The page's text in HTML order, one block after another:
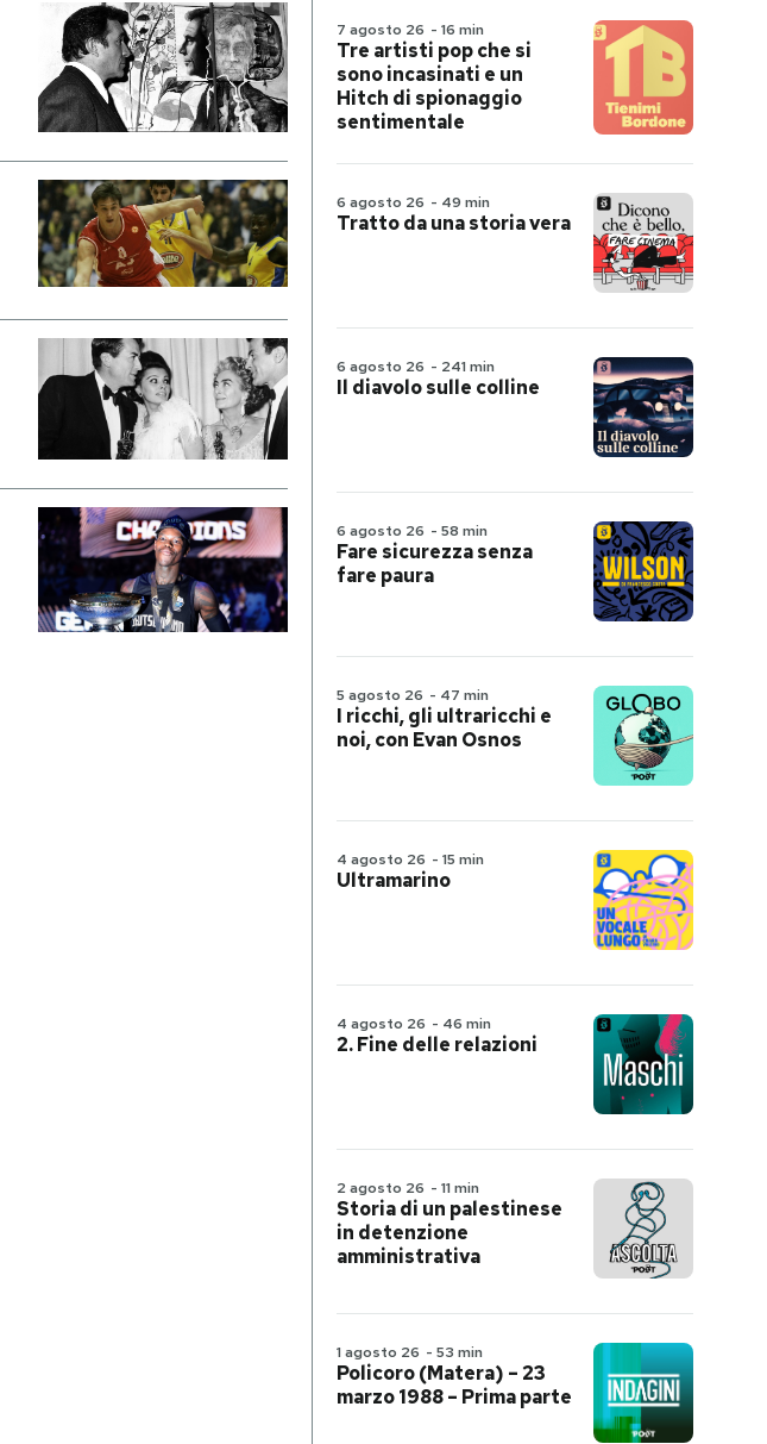
7 agosto 26 - 16 min
Tre artisti pop che si
sono incasinati e un
Hitch di spionaggio
sentimentale
6 agosto 26 - 49 min
Tratto da una storia vera
6 agosto 26 - 241 min
Il diavolo sulle colline
6 agosto 26 - 58 min
Fare sicurezza senza
fare paura
5 agosto 26 - 47 min
I ricchi, gli ultraricchi e
noi, con Evan Osnos
4 agosto 26 - 15 min
Ultramarino
4 agosto 26 - 46 min
2. Fine delle relazioni
2 agosto 26 - 11 min
Storia di un palestinese
in detenzione
amministrativa
1 agosto 26 - 53 min
Policoro (Matera) – 23
marzo 1988 – Prima parte